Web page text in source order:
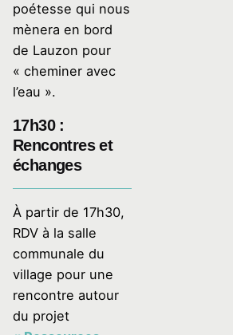
poétesse qui nous
mènera en bord
de Lauzon pour
« cheminer avec
l’eau ».
17h30 :
Rencontres et
échanges
À partir de 17h30,
RDV à la salle
communale du
village pour une
rencontre autour
du projet